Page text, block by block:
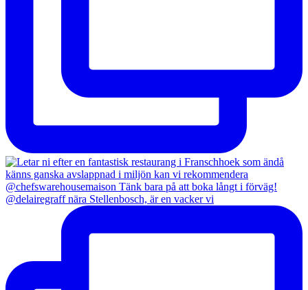
@delairegraff nära Stellenbosch, är en vacker vi